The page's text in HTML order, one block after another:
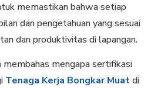
memastikan bahwa setiap
dan pengetahuan yang sesuai
dan produktivitas di lapangan.
mengapa sertifikasi
Tenaga Kerja Bongkar Muatdi